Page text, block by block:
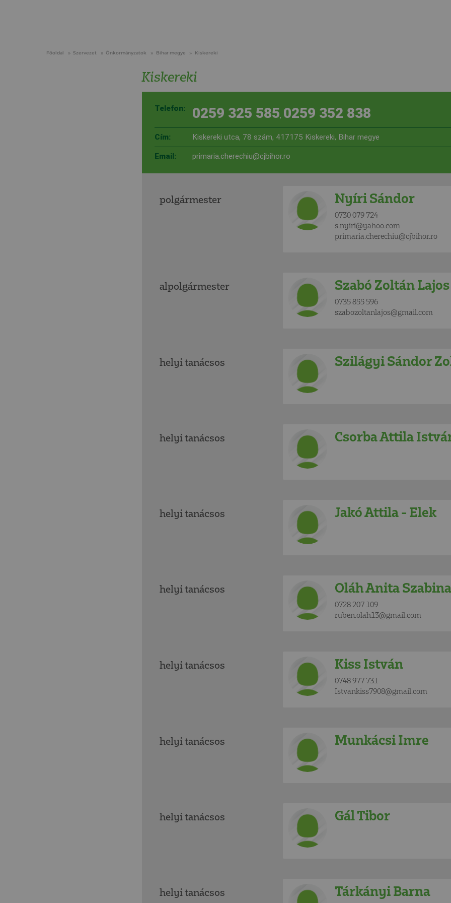
Főoldal Szervezet Önkormányzatok Bihar megye Kiskereki
Kiskereki
Telefon: 0259 325 585, 0259 352 838
Cím: Kiskereki utca, 78 szám, 417175 Kiskereki, Bihar megye
Email: primaria.cherechiu@cjbihor.ro
polgármester Nyíri Sándor
0730 079 724
s.nyiri@yahoo.com
primaria.cherechiu@cjbihor.ro
alpolgármester Szabó Zoltán Lajos
0735 855 596
szabozoltanlajos@gmail.com
helyi tanácsos Szilágyi Sándor
helyi tanácsos Csorba Attila
helyi tanácsos Jakó Attila - Elek
helyi tanácsos Oláh Anita Szabina
0728 207 109
ruben.olah13@gmail.com
helyi tanácsos Kiss István
0748 977 731
Istvankiss7908@gmail.com
helyi tanácsos Munkácsi Imre
helyi tanácsos Gál Tibor
helyi tanácsos Tárkányi Barna